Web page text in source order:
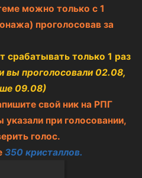
можно только с 1
проголосовав за
срабатывать только 1 раз
вы проголосовали 02.08,
09.08)
свой ник на РПГ
при голосовании,
голос.
350 кристаллов.